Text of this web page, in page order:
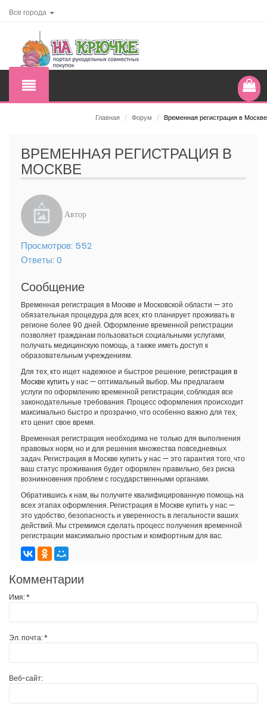
Все города
Главная / Форум / Временная регистрация в Москве
ВРЕМЕННАЯ РЕГИСТРАЦИЯ В
МОСКВЕ
Автор
Просмотров: 552
Ответы: 0
Сообщение
Временная регистрация в Москве и Московской области — это
обязательная процедура для всех, кто планирует проживать в
регионе более 90 дней. Оформление временной регистрации
позволяет гражданам пользоваться социальными услугами,
получать медицинскую помощь, а также иметь доступ к
образовательным учреждениям.
Для тех, кто ищет надежное и быстрое решение, регистрация в
Москве купитьу нас — оптимальный выбор. Мы предлагаем
услуги по оформлению временной регистрации, соблюдая все
законодательные требования. Процесс оформления происходит
максимально быстро и прозрачно, что особенно важно для тех,
кто ценит свое время.
Временная регистрация необходима не только для выполнения
правовых норм, но и для решения множества повседневных
задач. Регистрация в Москве купить у нас — это гарантия того, что
ваш статус проживания будет оформлен правильно, без риска
возникновения проблем с государственными органами.
Обратившись к нам, вы получите квалифицированную помощь на
всех этапах оформления. Регистрация в Москве купить у нас —
это удобство, безопасность и уверенность в легальности ваших
действий. Мы стремимся сделать процесс получения временной
регистрации максимально простым и комфортным для вас.
Комментарии
Имя:*
Эл. почта:*
Веб-сайт: